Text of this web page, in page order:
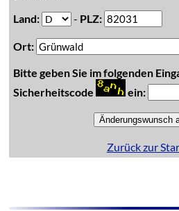
Land:
- PLZ:
Ort:
Bitte geben Sie im folgenden
Sicherheitscode
ein:
Zurück zur